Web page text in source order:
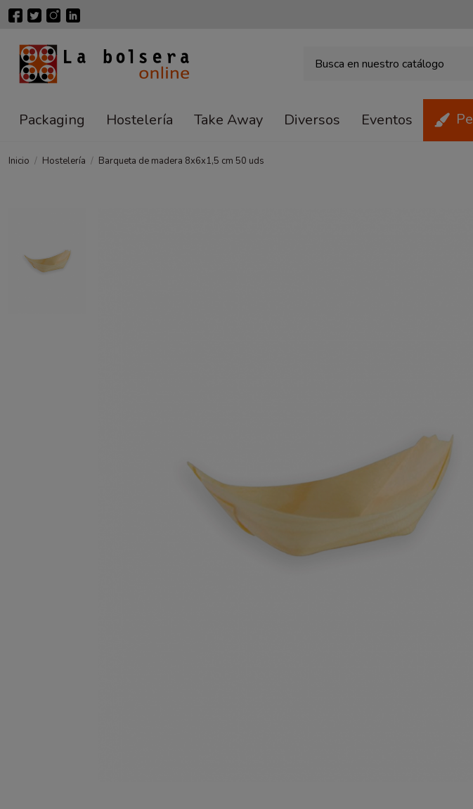
Packaging Hostelería Take Away Diversos Eventos
Inicio Hostelería Barqueta de madera 8x6x1,5 cm 50 uds